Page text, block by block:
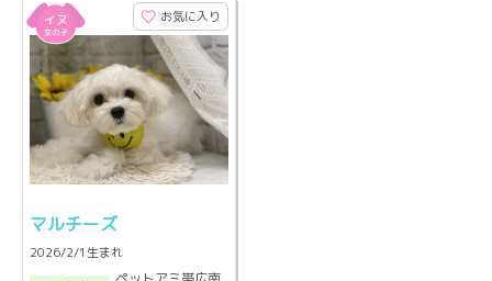
お気に入り
マルチーズ
2026/2/1生まれ